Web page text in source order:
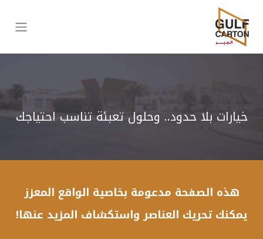
خيارات بلا حدود.. وحلول تعبئة تناسب احتياجك
هذه الصفحة مدعومة بخاصية الواقع المعزز
يمكنك تحريك العناصر واستكشاف المزيد عنها!